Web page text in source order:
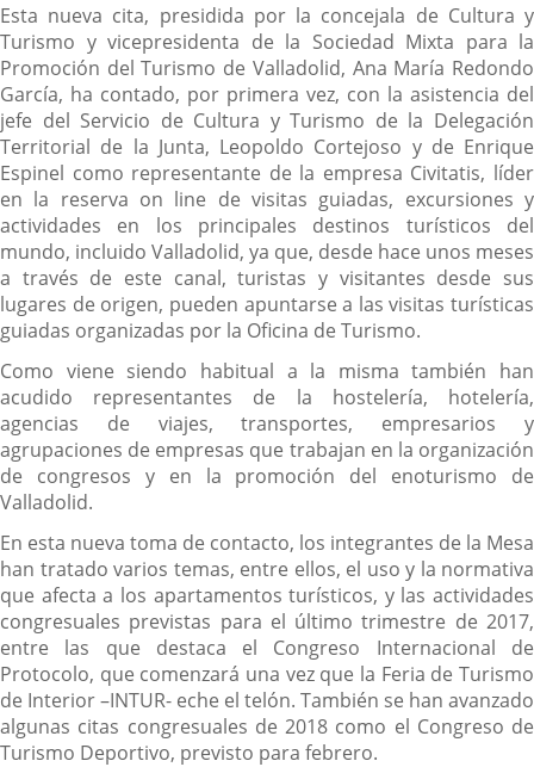
Esta nueva cita, presidida por la concejala de Cultura y
Turismo y vicepresidenta de la Sociedad Mixta para la
Promoción del Turismo de Valladolid, Ana María Redondo
García, ha contado, por primera vez, con la asistencia del
jefe del Servicio de Cultura y Turismo de la Delegación
Territorial de la Junta, Leopoldo Cortejoso y de Enrique
Espinel como representante de la empresa Civitatis, líder
en la reserva on line de visitas guiadas, excursiones y
actividades en los principales destinos turísticos del
mundo, incluido Valladolid, ya que, desde hace unos meses
a través de este canal, turistas y visitantes desde sus
lugares de origen, pueden apuntarse a las visitas turísticas
guiadas organizadas por la Oficina de Turismo.
Como viene siendo habitual a la misma también han
acudido representantes de la hostelería, hotelería,
agencias de viajes, transportes, empresarios y
agrupaciones de empresas que trabajan en la organización
de congresos y en la promoción del enoturismo de
Valladolid.
En esta nueva toma de contacto, los integrantes de la Mesa
han tratado varios temas, entre ellos, el uso y la normativa
que afecta a los apartamentos turísticos, y las actividades
congresuales previstas para el último trimestre de 2017,
entre las que destaca el Congreso Internacional de
Protocolo, que comenzará una vez que la Feria de Turismo
de Interior –INTUR- eche el telón. También se han avanzado
algunas citas congresuales de 2018 como el Congreso de
Turismo Deportivo, previsto para febrero.